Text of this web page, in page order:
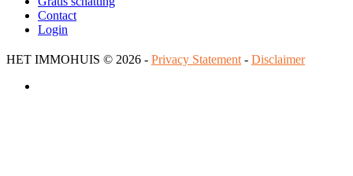
Contact
Login
HET IMMOHUIS © 2026 - Privacy Statement - Disclaimer